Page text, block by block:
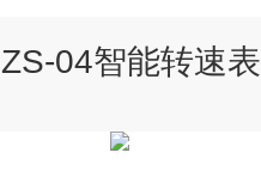
04智能转速表